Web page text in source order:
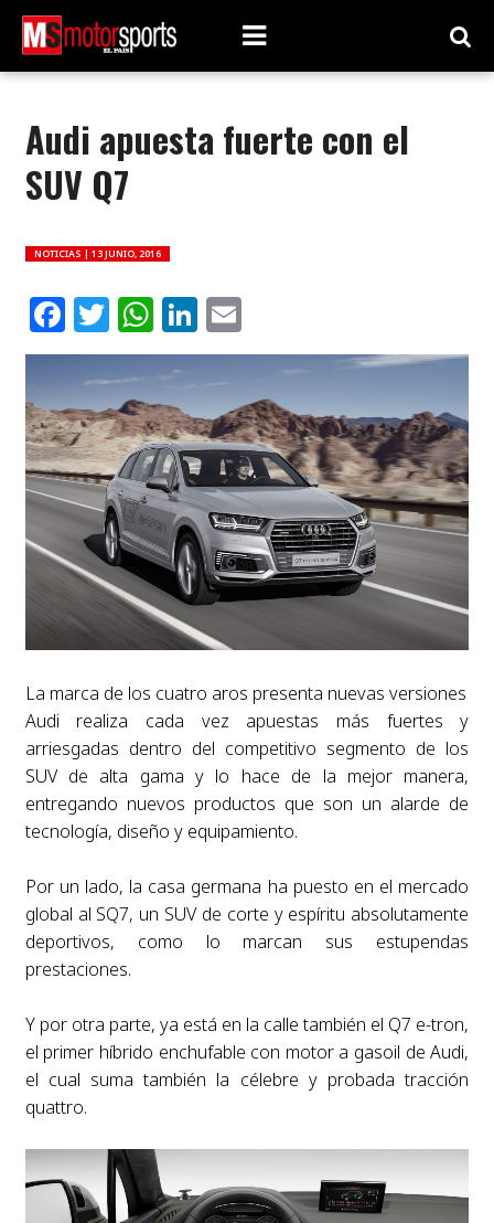
Audi apuesta fuerte con el
SUV Q7
NOTICIAS | 13 JUNIO, 2016
Facebook
Twitter
WhatsApp
LinkedIn
Email
La marca de los cuatro aros presenta nuevas versiones
Audi realiza cada vez apuestas más fuertes y
arriesgadas dentro del competitivo segmento de los
SUV de alta gama y lo hace de la mejor manera,
entregando nuevos productos que son un alarde de
tecnología, diseño y equipamiento.
Por un lado, la casa germana ha puesto en el mercado
global al SQ7, un SUV de corte y espíritu absolutamente
deportivos, como lo marcan sus estupendas
prestaciones.
Y por otra parte, ya está en la calle también el Q7 e-tron,
el primer híbrido enchufable con motor a gasoil de Audi,
el cual suma también la célebre y probada tracción
quattro.